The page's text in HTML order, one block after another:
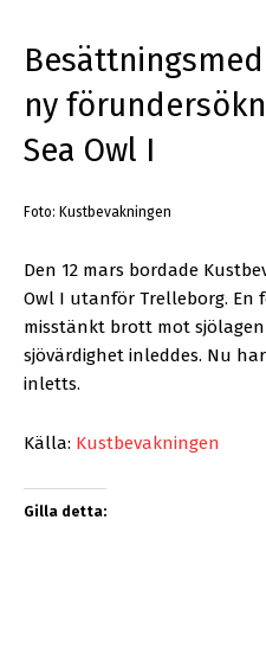
ny
Sea Owl I
Foto: Kustbevakningen
Den 12 mars bordade
Owl I utanför Trelleborg. En
misstänkt brott mot
sjövärdighet inleddes. Nu
inletts.
Källa: Kustbevakningen
Gilla detta: